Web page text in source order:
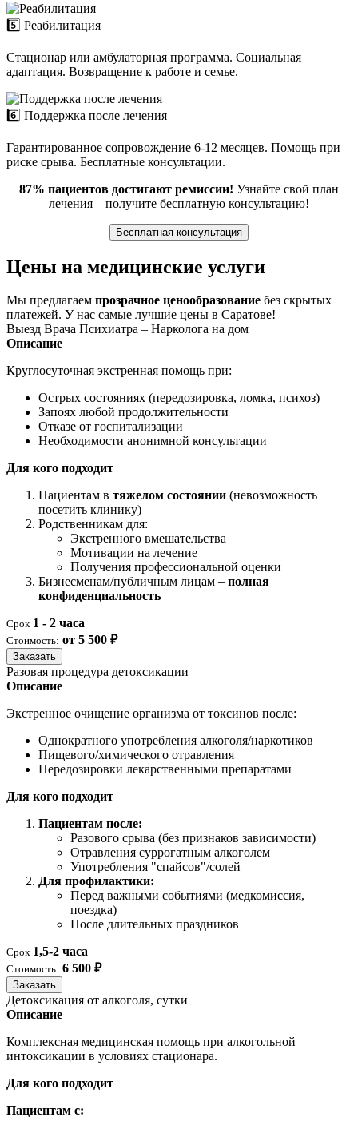
5️⃣ Реабилитация
Стационар или амбулаторная программа. Социальная
адаптация. Возвращение к работе и семье.
6️⃣ Поддержка после лечения
Гарантированное сопровождение 6-12 месяцев. Помощь при
риске срыва. Бесплатные консультации.
87% пациентов достигают ремиссии! Узнайте свой план
лечения – получите бесплатную консультацию!
Бесплатная консультация
Цены на медицинские услуги
Мы предлагаем прозрачное ценообразование без скрытых
платежей. У нас самые лучшие цены в Саратове!
Выезд Врача Психиатра – Нарколога на дом
Описание
Круглосуточная экстренная помощь при:
Острых состояниях (передозировка, ломка, психоз)
Запоях любой продолжительности
Отказе от госпитализации
Необходимости анонимной консультации
Для кого подходит
Пациентам в тяжелом состоянии (невозможность
посетить клинику)
Родственникам для:
Экстренного вмешательства
Мотивации на лечение
Получения профессиональной оценки
Бизнесменам/публичным лицам – полная
конфиденциальность
Срок 1 - 2 часа
Стоимость: от 5 500 ₽
Заказать
Разовая процедура детоксикации
Описание
Экстренное очищение организма от токсинов после:
Однократного употребления алкоголя/наркотиков
Пищевого/химического отравления
Передозировки лекарственными препаратами
Для кого подходит
Пациентам после:
Разового срыва (без признаков зависимости)
Отравления суррогатным алкоголем
Употребления "спайсов"/солей
Для профилактики:
Перед важными событиями (медкомиссия,
поездка)
После длительных праздников
Срок 1,5-2 часа
Стоимость: 6 500 ₽
Заказать
Детоксикация от алкоголя, сутки
Описание
Комплексная медицинская помощь при алкогольной
интоксикации в условиях стационара.
Для кого подходит
Пациентам с: